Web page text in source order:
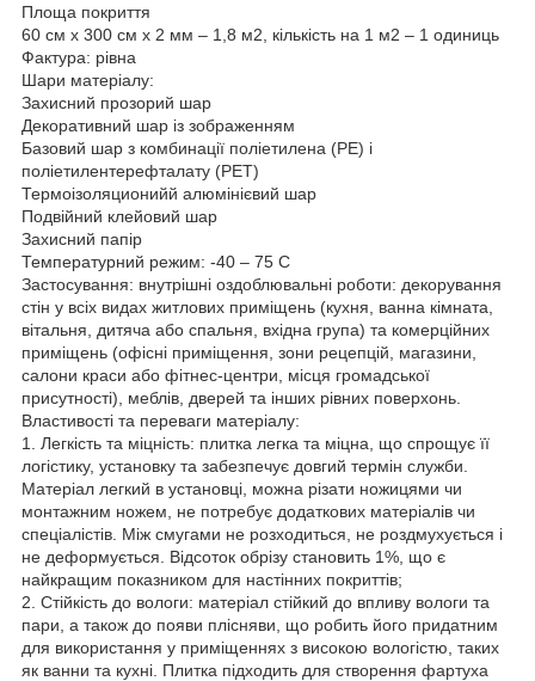
Площа покриття
60 см х 300 см х 2 мм – 1,8 м2, кількість на 1 м2 – 1 одиниць
Фактура: рівна
Шари матеріалу:
Захисний прозорий шар
Декоративний шар із зображенням
Базовий шар з комбинації поліетилена (PE) і
поліетилентерефталату (PET)
Термоізоляционийй алюмінієвий шар
Подвійний клейовий шар
Захисний папір
Температурний режим: -40 – 75 С
Застосування: внутрішні оздоблювальні роботи: декорування
стін у всіх видах житлових приміщень (кухня, ванна кімната,
вітальня, дитяча або спальня, вхідна група) та комерційних
приміщень (офісні приміщення, зони рецепцій, магазини,
салони краси або фітнес-центри, місця громадської
присутності), меблів, дверей та інших рівних поверхонь.
Властивості та переваги матеріалу:
1. Легкість та міцність: плитка легка та міцна, що спрощує її
логістику, установку та забезпечує довгий термін служби.
Матеріал легкий в установці, можна різати ножицями чи
монтажним ножем, не потребує додаткових матеріалів чи
спеціалістів. Між смугами не розходиться, не роздмухується і
не деформується. Відсоток обрізу становить 1%, що є
найкращим показником для настінних покриттів;
2. Стійкість до вологи: матеріал стійкий до впливу вологи та
пари, а також до появи плісняви, що робить його придатним
для використання у приміщеннях з високою вологістю, таких
як ванни та кухні. Плитка підходить для створення фартуха